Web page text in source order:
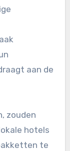
aan de
zouden
hotels
te